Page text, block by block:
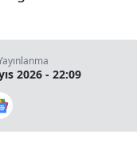
2026 - 22:09